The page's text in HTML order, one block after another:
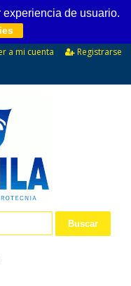
de usuario.
a mi cuenta
Registrarse